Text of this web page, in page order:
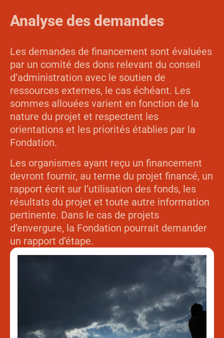
Analyse des demandes
Les demandes de financement sont évaluées
par un comité des dons relevant du conseil
d’administration avec le soutien de
ressources externes, le cas échéant. Les
sommes allouées varient en fonction de la
nature du projet et respectent les
orientations et les priorités établies par la
Fondation.
Les organismes ayant reçu un financement
devront fournir, au terme du projet financé, un
rapport écrit sur l’utilisation des fonds, les
résultats du projet et toute autre information
pertinente. Dans le cas de projets
d’envergure, la Fondation pourrait demander
un rapport d’étape.